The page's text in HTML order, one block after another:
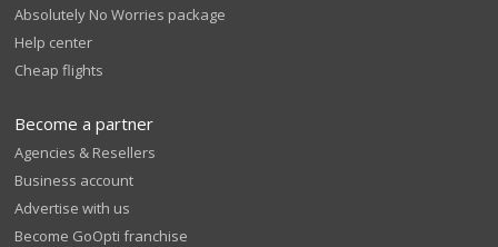
Absolutely No Worries package
Help center
Cheap flights
Become a partner
Agencies & Resellers
Business account
Advertise with us
Become GoOpti franchise